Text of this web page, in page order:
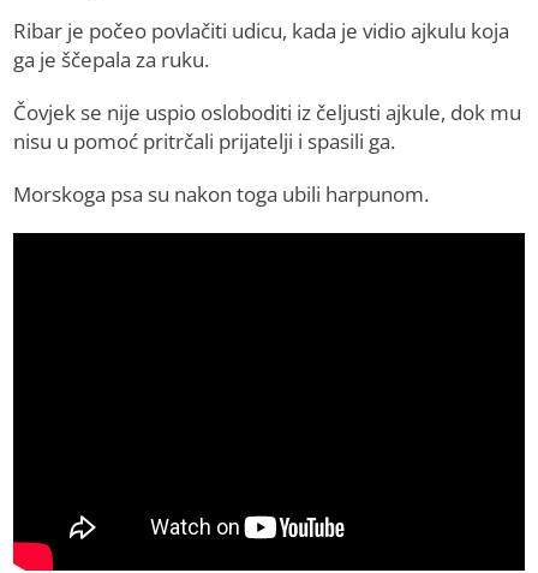
Ribar je počeo povlačiti udicu, kada je vidio ajkulu koja
ga je ščepala za ruku.
Čovjek se nije uspio osloboditi iz čeljusti ajkule, dok mu
nisu u pomoć pritrčali prijatelji i spasili ga.
Morskoga psa su nakon toga ubili harpunom.